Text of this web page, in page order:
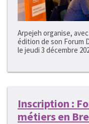
Arpejeh organise,
édition de son Forum
le jeudi 3 décembre
Inscription :
métiers en